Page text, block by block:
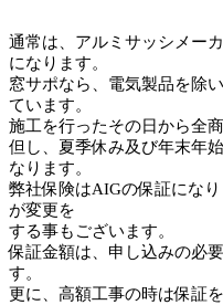
通常は、アルミサッシメー
になります。
窓サポなら、電気製品を除
ています。
施工を行ったその日から全
但し、夏季休み及び年末年
なります。
弊社保険はAIGの保証にな
が変更を
する事もございます。
保証金額は、申し込みの必
す。
更に、高額工事の時は保証